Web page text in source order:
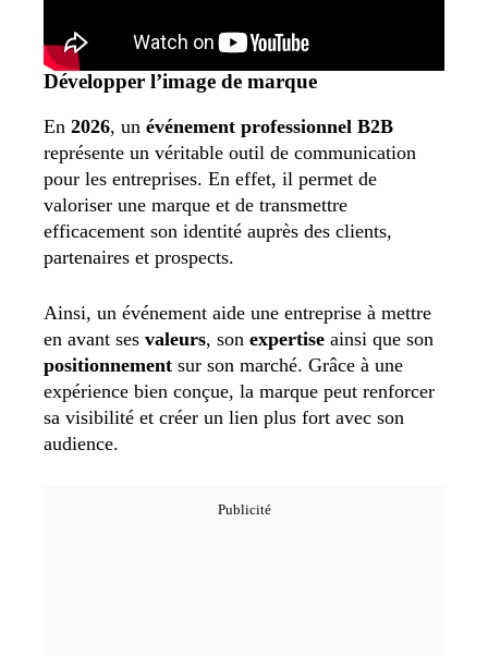
Développer l’image de marque
En 2026, un événement professionnel B2B
représente un véritable outil de communication
pour les entreprises. En effet, il permet de
valoriser une marque et de transmettre
efficacement son identité auprès des clients,
partenaires et prospects.
Ainsi, un événement aide une entreprise à mettre
en avant ses valeurs, son expertise ainsi que son
positionnement sur son marché. Grâce à une
expérience bien conçue, la marque peut renforcer
sa visibilité et créer un lien plus fort avec son
audience.